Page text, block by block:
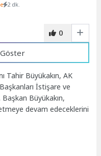
2 dk.
0
Tahir Büyükakın, AK
İstişare ve
Başkan Büyükakın,
devam edeceklerini